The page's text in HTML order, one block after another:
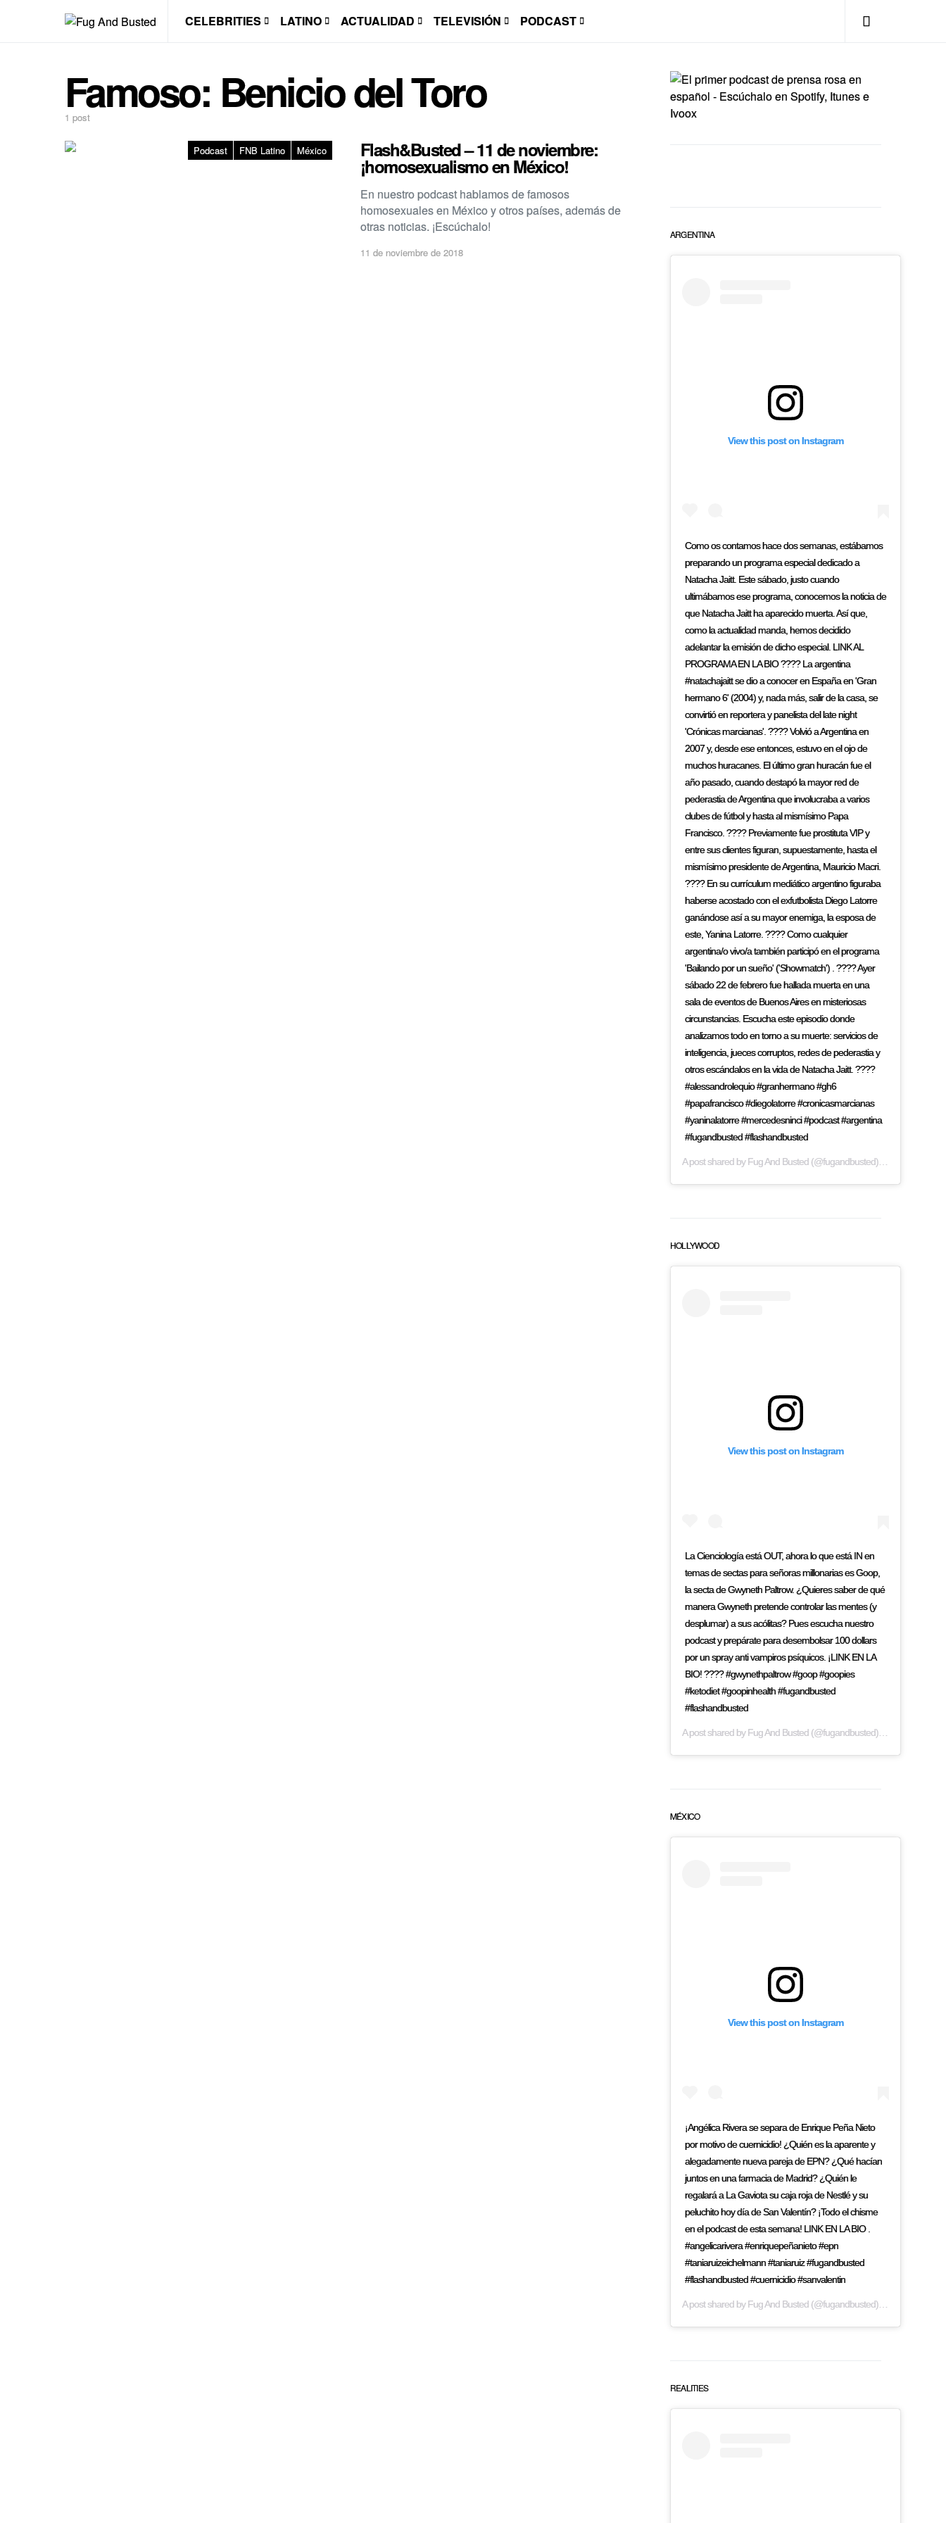
CELEBRITIES LATINO ACTUALIDAD TELEVISIÓN PODCAST
Famoso: Benicio del Toro
1 post
Podcast FNB Latino México Flash&Busted – 11 de noviembre:
¡homosexualismo en México!
En nuestro podcast hablamos de famosos
homosexuales en México y otros países, además de
otras noticias. ¡Escúchalo!
11 de noviembre de 2018
ARGENTINA
View this post on Instagram
Como os contamos hace dos semanas, estábamos
preparando un programa especial dedicado a
Natacha Jaitt. Este sábado, justo cuando
ultimábamos ese programa, conocemos la noticia de
que Natacha Jaitt ha aparecido muerta. Así que,
como la actualidad manda, hemos decidido
adelantar la emisión de dicho especial. LINK AL
PROGRAMA EN LA BIO ???? La argentina
#natachajaitt se dio a conocer en España en 'Gran
hermano 6' (2004) y, nada más, salir de la casa, se
convirtió en reportera y panelista del late night
'Crónicas marcianas'. ???? Volvió a Argentina en
2007 y, desde ese entonces, estuvo en el ojo de
muchos huracanes. El último gran huracán fue el
año pasado, cuando destapó la mayor red de
pederastia de Argentina que involucraba a varios
clubes de fútbol y hasta al mismísimo Papa
Francisco. ???? Previamente fue prostituta VIP y
entre sus clientes figuran, supuestamente, hasta el
mismísimo presidente de Argentina, Mauricio Macri.
???? En su currículum mediático argentino figuraba
haberse acostado con el exfutbolista Diego Latorre
ganándose así a su mayor enemiga, la esposa de
este, Yanina Latorre. ???? Como cualquier
argentina/o vivo/a también participó en el programa
'Bailando por un sueño' ('Showmatch') . ???? Ayer
sábado 22 de febrero fue hallada muerta en una
sala de eventos de Buenos Aires en misteriosas
circunstancias. Escucha este episodio donde
analizamos todo en torno a su muerte: servicios de
inteligencia, jueces corruptos, redes de pederastia y
otros escándalos en la vida de Natacha Jaitt. ????
#alessandrolequio #granhermano #gh6
#papafrancisco #diegolatorre #cronicasmarcianas
#yaninalatorre #mercedesninci #podcast #argentina
#fugandbusted #flashandbusted
A post shared byFug And Busted(@fugandbusted) on
HOLLYWOOD
View this post on Instagram
La Cienciología está OUT, ahora lo que está IN en
temas de sectas para señoras millonarias es Goop,
la secta de Gwyneth Paltrow. ¿Quieres saber de qué
manera Gwyneth pretende controlar las mentes (y
desplumar) a sus acólitas? Pues escucha nuestro
podcast y prepárate para desembolsar 100 dollars
por un spray anti vampiros psíquicos. ¡LINK EN LA
BIO! ???? #gwynethpaltrow #goop #goopies
#ketodiet #goopinhealth #fugandbusted
#flashandbusted
A post shared byFug And Busted(@fugandbusted) on
MÉXICO
View this post on Instagram
¡Angélica Rivera se separa de Enrique Peña Nieto
por motivo de cuernicidio! ¿Quién es la aparente y
alegadamente nueva pareja de EPN? ¿Qué hacían
juntos en una farmacia de Madrid? ¿Quién le
regalará a La Gaviota su caja roja de Nestlé y su
peluchito hoy día de San Valentín? ¡Todo el chisme
en el podcast de esta semana! LINK EN LA BIO .
#angelicarivera #enriquepeñanieto #epn
#taniaruizeichelmann #taniaruiz #fugandbusted
#flashandbusted #cuernicidio #sanvalentin
A post shared byFug And Busted(@fugandbusted) on
REALITIES